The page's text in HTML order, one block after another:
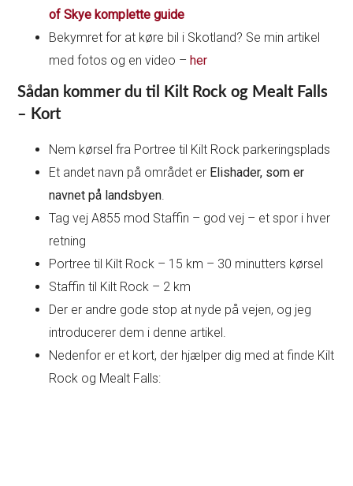
of Skye komplette guide
Bekymret for at køre bil i Skotland? Se min artikel
med fotos og en video –her
Sådan kommer du til Kilt Rock og Mealt Falls
– Kort
Nem kørsel fra Portree til Kilt Rock parkeringsplads
Et andet navn på området er Elishader, som er
navnet på landsbyen.
Tag vej A855 mod Staffin – god vej – et spor i hver
retning
Portree til Kilt Rock – 15 km – 30 minutters kørsel
Staffin til Kilt Rock – 2 km
Der er andre gode stop at nyde på vejen, og jeg
introducerer dem i denne artikel.
Nedenfor er et kort, der hjælper dig med at finde Kilt
Rock og Mealt Falls: